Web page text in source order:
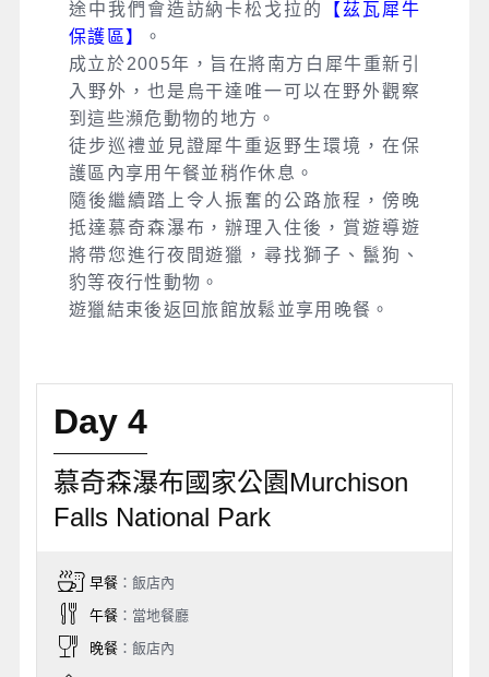
途中我們會造訪納卡松戈拉的
【茲瓦犀牛
保護區】
。
成立於2005年，旨在將南方白犀牛重新引
入野外，也是烏干達唯一可以在野外觀察
到這些瀕危動物的地方。
徒步巡禮並見證犀牛重返野生環境，在保
護區內享用午餐並稍作休息。
隨後繼續踏上令人振奮的公路旅程，傍晚
抵達慕奇森瀑布，辦理入住後，賞遊導遊
將帶您進行夜間遊獵，尋找獅子、鬣狗、
豹等夜行性動物。
遊獵結束後返回旅館放鬆並享用晚餐。
Day 4
慕奇森瀑布國家公園Murchison
Falls National Park
早餐：飯店內
午餐：當地餐廳
晚餐：飯店內